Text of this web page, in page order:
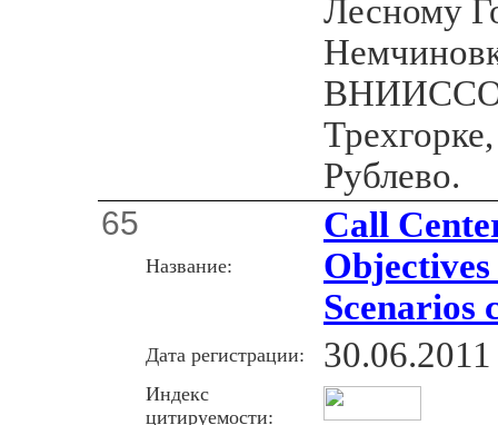
Лесному
Рублево.
65
Название:
Call
Scenarios
Дата регистрации: 30.06.2011
Индекс
цитируемости: